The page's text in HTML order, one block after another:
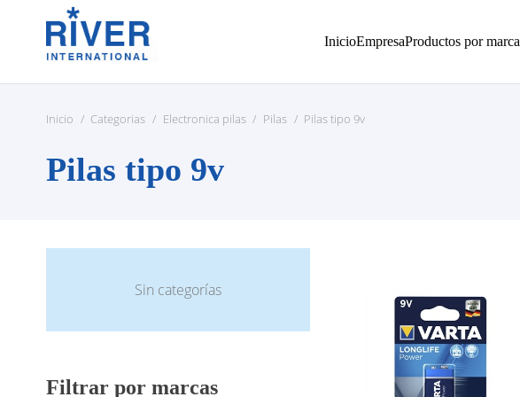
InicioEmpresaProductos por marca
Inicio / Categorias / Electronica pilas / Pilas / Pilas tipo 9v
Pilas tipo 9v
Sin categorías
Filtrar por marcas